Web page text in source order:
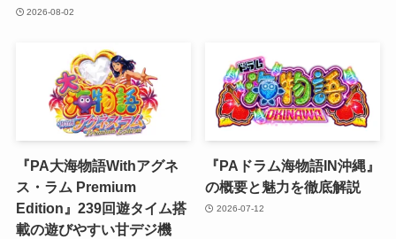
2026-08-02
『PA大海物語Withアグネ
ス・ラム Premium
Edition』239回遊タイム搭
載の遊びやすい甘デジ機
『PAドラム海物語IN沖縄』
の概要と魅力を徹底解説
2026-07-12